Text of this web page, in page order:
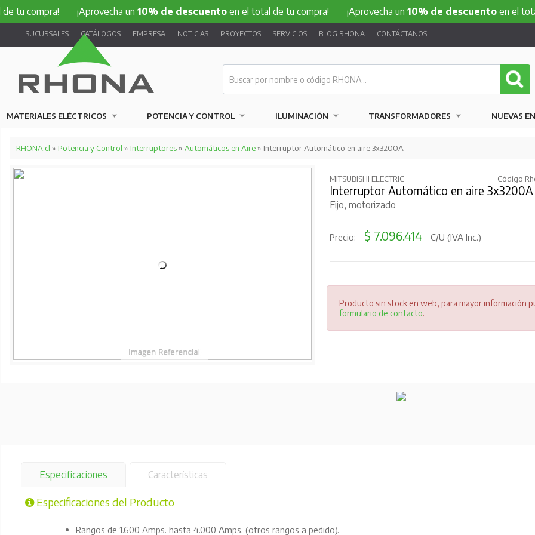
¡Aprovecha un10% de descuentoen el total de tu compra! ¡Aprovecha un10% de descuentoen el total de tu
SUCURSALES CATÁLOGOS EMPRESA NOTICIAS PROYECTOS SERVICIOS BLOG RHONA CONTÁCTANOS
MATERIALES ELÉCTRICOS POTENCIA Y CONTROL ILUMINACIÓN TRANSFORMADORES NUEVAS
RHONA.cl » Potencia y Control » Interruptores» Automáticos en Aire» Interruptor Automático en aire 3x3200A
MITSUBISHI ELECTRIC Código
Interruptor Automático en aire 3x3200A
Fijo, motorizado
Precio: $ 7.096.414 C/U (IVA Inc.)
Producto sin stock en web, para mayor información
formulario de contacto.
Especificaciones Características
Especificaciones del Producto
Rangos de 1.600 Amps. hasta 4.000 Amps. (otros rangos a pedido).